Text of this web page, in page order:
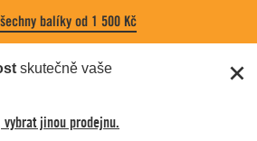
balíky od 1 500 Kč
skutečně vaše
vybrat jinou prodejnu.